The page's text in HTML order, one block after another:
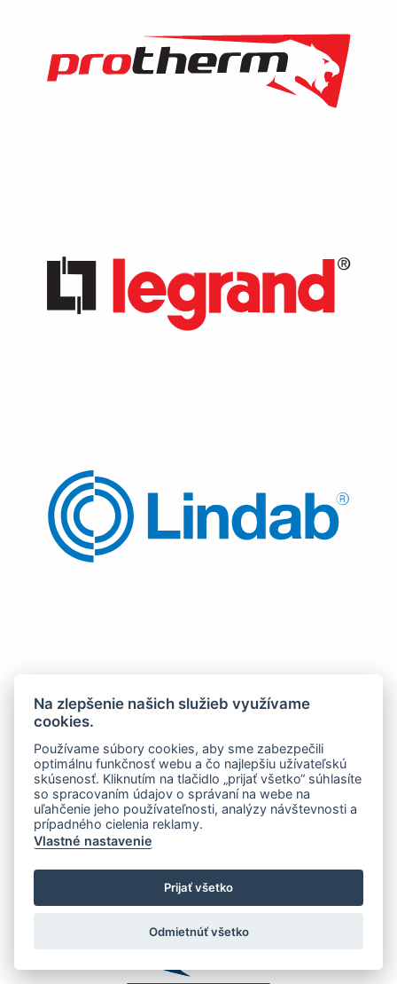
Na zlepšenie našich služieb využívame
cookies.
Používame súbory cookies, aby sme zabezpečili
optimálnu funkčnosť webu a čo najlepšiu užívateľskú
skúsenosť. Kliknutím na tlačidlo „prijať všetko“ súhlasíte
so spracovaním údajov o správaní na webe na
uľahčenie jeho používateľnosti, analýzy návštevnosti a
prípadného cielenia reklamy.
Vlastné nastavenie
Prijať všetko
Odmietnúť všetko